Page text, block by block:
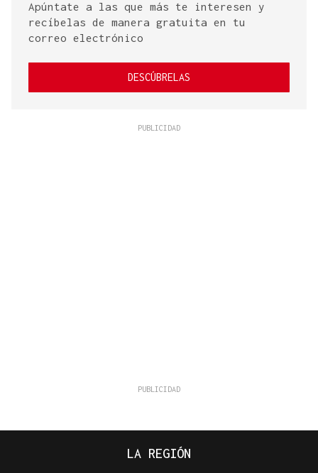
Apúntate a las que más te interesen y
recíbelas de manera gratuita en tu
correo electrónico
DESCÚBRELAS
LA REGIÓN